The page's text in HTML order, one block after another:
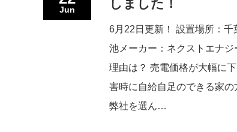
Jun
しました！
6月22日更新！ 設置場所：
池メーカー：ネクストエナ
理由は？ 売電価格が大幅に
害時に自給自足のできる家の
弊社を選ん…